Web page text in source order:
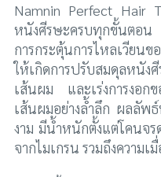
Namnin Perfect Hair
หนังศีรษะครบทุกขั้นตอน
การกระตุ้นการไหลเวียน
ให้เกิดการปรับสมดุลหนั
เส้นผม และเร่งการงอก
เส้นผมอย่างล้ำลึก ผลลัพธ์
งาม มีน้ำหนักตั้งแต่โคนจร
จากไมเกรน รวมถึงความเ